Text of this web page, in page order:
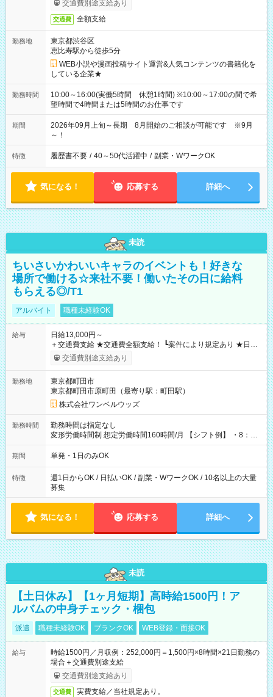
交通費別途支給あり
交通費 全額支給
勤務地
東京都渋谷区
恵比寿駅から徒歩5分
WEB小説や漫画投稿サイト運営&人気コンテンツの書籍化を
している企業★
勤務時間
10:00～16:00(実働5時間 休憩1時間) ※10:00～17:00の間で希
望時間で4時間または5時間のお仕事です
期間
2026年09月上旬～長期 8月開始のご相談が可能です ※9月
～！
特徴 履歴書不要 / 40～50代活躍中 / 副業・WワークOK
気になる！ 応募する 詳細へ
未読
ちいさいかわいいキャラのイベントも！好きな
場所で働ける☆来社不要！働いたその日に給料
もらえる◎/T1
アルバイト 職種未経験OK
給与
日給13,000円～
＋交通費支給 ★交通費全額支給！ ┗案件により規定あり ★日払
いOK！（規定あり） ┗働いたその日に現金GET♪ お仕事後はコ
ンビニATMから 日払い分を引き落とせます！ 【試用期間】試
交通費別途支給あり
勤務地
東京都町田市
東京都町田市原町田（最寄り駅：町田駅）
株式会社ワンベルウッズ
勤務時間
勤務時間は指定なし
変形労働時間制 想定労働時間160時間/月 【シフト例】 ・8：00
～21：00
期間 単発・1日のみOK
特徴
週1日からOK / 日払いOK / 副業・WワークOK / 10名以上の大量
募集
気になる！ 応募する 詳細へ
未読
【土日休み】【1ヶ月短期】高時給1500円！ア
ルバムの中身チェック・梱包
派遣 職種未経験OK ブランクOK WEB登録・面接OK
給与
時給1500円／月収例：252,000円＝1,500円×8時間×21日勤務の
場合＋交通費別途支給
交通費別途支給あり
交通費 実費支給／当社規定あり。